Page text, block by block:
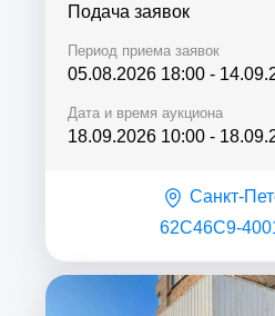
Подача заявок
Период приема заявок
05.08.2026 18:00 -
Дата и время аукциона
18.09.2026 10:00 -
Санкт-
62C46C9-